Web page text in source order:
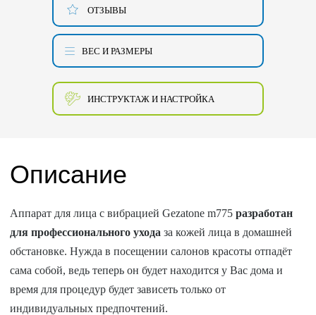
ОТЗЫВЫ
ВЕС И РАЗМЕРЫ
ИНСТРУКТАЖ И НАСТРОЙКА
Описание
Аппарат для лица с вибрацией Gezatone m775разработан
для профессионального ухода за кожей лица в домашней
обстановке. Нужда в посещении салонов красоты отпадёт
сама собой, ведь теперь он будет находится у Вас дома и
время для процедур будет зависеть только от
индивидуальных предпочтений.